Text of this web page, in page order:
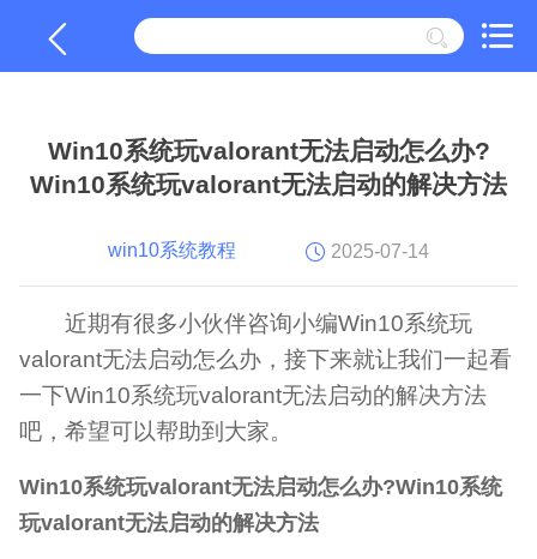
Win10系统玩valorant无法启动怎么办?
Win10系统玩valorant无法启动的解决方法
win10系统教程 2025-07-14
近期有很多小伙伴咨询小编Win10系统玩
valorant无法启动怎么办，接下来就让我们一起看
一下Win10系统玩valorant无法启动的解决方法
吧，希望可以帮助到大家。
Win10系统玩valorant无法启动怎么办?Win10系统
玩valorant无法启动的解决方法